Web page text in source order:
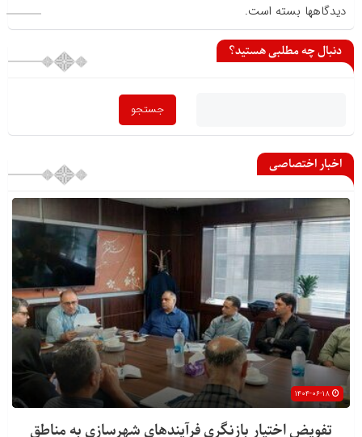
دیدگاهها بسته است.
دنبال چه مطلبی هستید؟
اخبار اختصاصی
تفویض اختیار بازنگری فرآیندهای شهرسازی به مناطق